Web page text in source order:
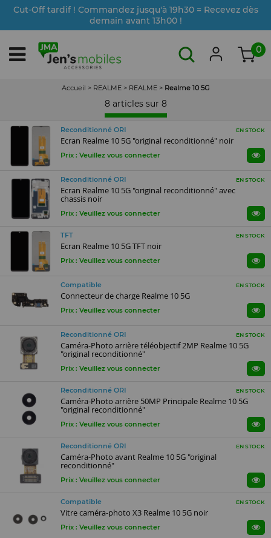
Cut-Off tardif ! Commandez jusqu'à 19h30 = Recevez dès
demain avant 13h00 !
0
Accueil > REALME > REALME > Realme 10 5G
8 articles sur 8
Reconditionné ORI EN STOCK
Ecran Realme 10 5G "original reconditionné" noir
Prix : Veuillez vous connecter
Reconditionné ORI EN STOCK
Ecran Realme 10 5G "original reconditionné" avec
chassis noir
Prix : Veuillez vous connecter
TFT EN STOCK
Ecran Realme 10 5G TFT noir
Prix : Veuillez vous connecter
Compatible EN STOCK
Connecteur de charge Realme 10 5G
Prix : Veuillez vous connecter
Reconditionné ORI EN STOCK
Caméra-Photo arrière téléobjectif 2MP Realme 10 5G
"original reconditionné"
Prix : Veuillez vous connecter
Reconditionné ORI EN STOCK
Caméra-Photo arrière 50MP Principale Realme 10 5G
"original reconditionné"
Prix : Veuillez vous connecter
Reconditionné ORI EN STOCK
Caméra-Photo avant Realme 10 5G "original
reconditionné"
Prix : Veuillez vous connecter
Compatible EN STOCK
Vitre caméra-photo X3 Realme 10 5G noir
Prix : Veuillez vous connecter